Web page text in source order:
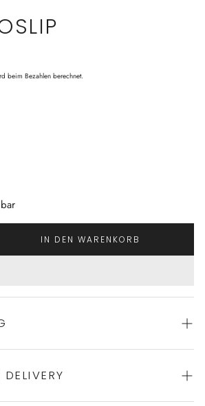
beim Bezahlen berechnet.
IN DEN WARENKORB